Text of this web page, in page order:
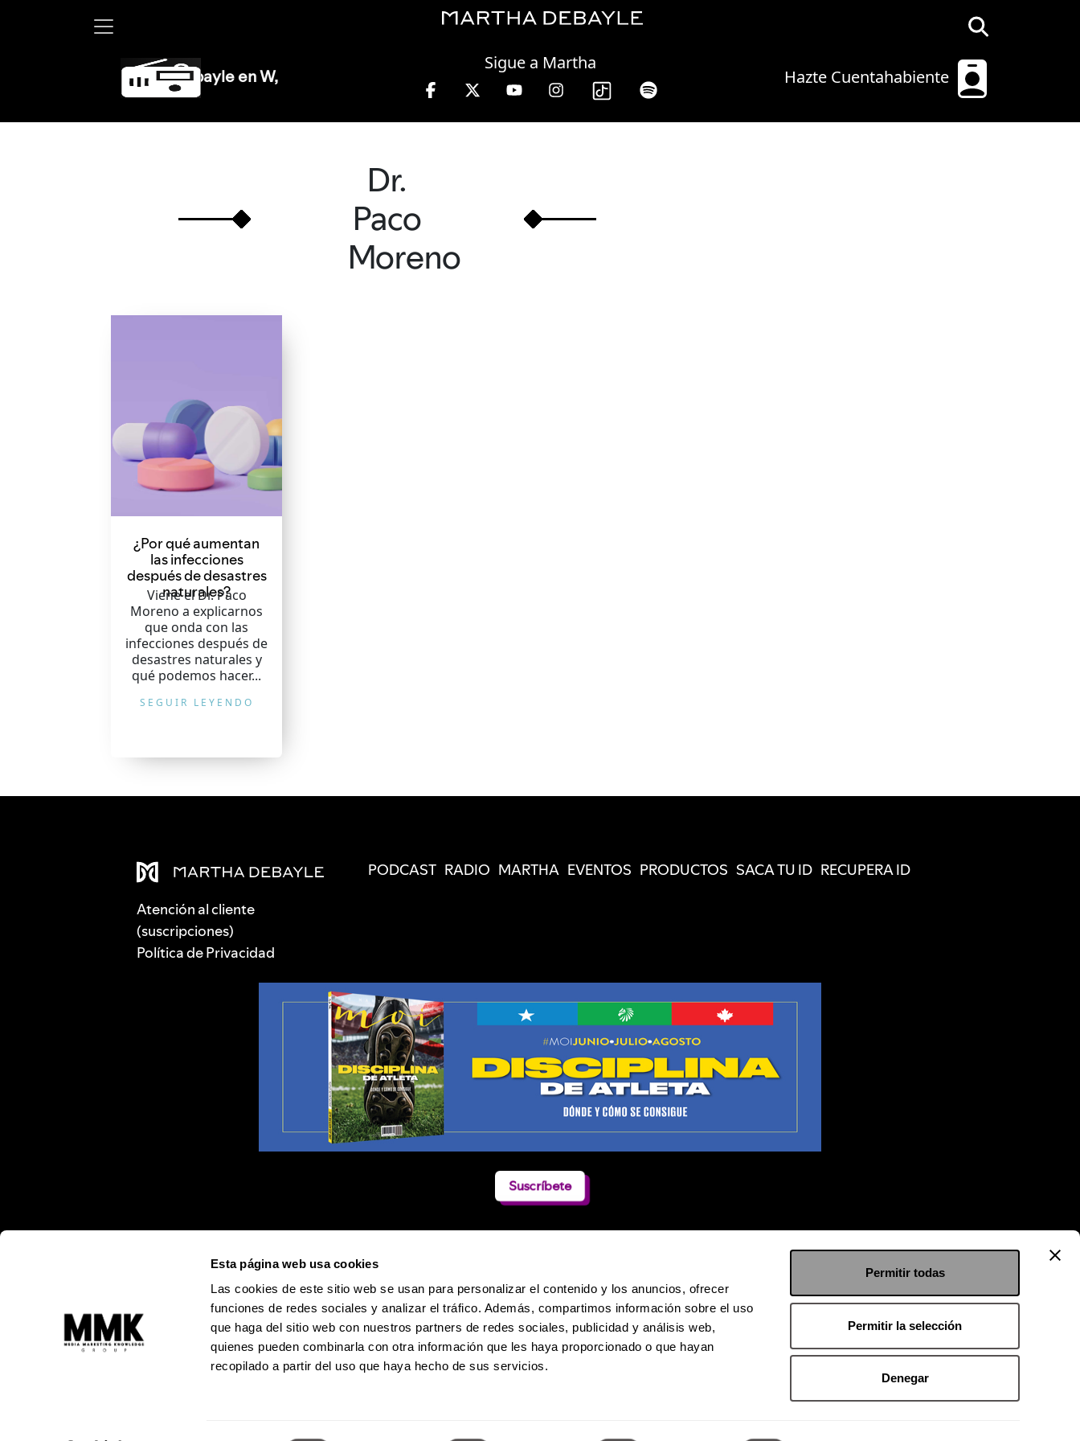
Esta página web usa cookies
Las cookies de este sitio web se usan para personalizar el contenido y los anuncios, ofrecer
funciones de redes sociales y analizar el tráfico. Además, compartimos información sobre el uso
que haga del sitio web con nuestros partners de redes sociales, publicidad y análisis web,
quienes pueden combinarla con otra información que les haya proporcionado o que hayan
recopilado a partir del uso que haya hecho de sus servicios.
Permitir todas
Permitir la selección
Denegar
Hazte Cuentahabiente
Sigue a Martha
Martha Debayle en W, lunes a viernes de 10 a 13 hrs.
Dr.
Paco
Moreno
¿Por qué aumentan
las infecciones
después de desastres
naturales?
Viene el Dr. Paco
Moreno a explicarnos
que onda con las
infecciones después de
desastres naturales y
qué podemos hacer...
SEGUIR LEYENDO
Atención al cliente
(suscripciones)
Política de Privacidad
PODCAST RADIO MARTHA EVENTOS PRODUCTOS SACA TU ID RECUPERA ID
Suscríbete